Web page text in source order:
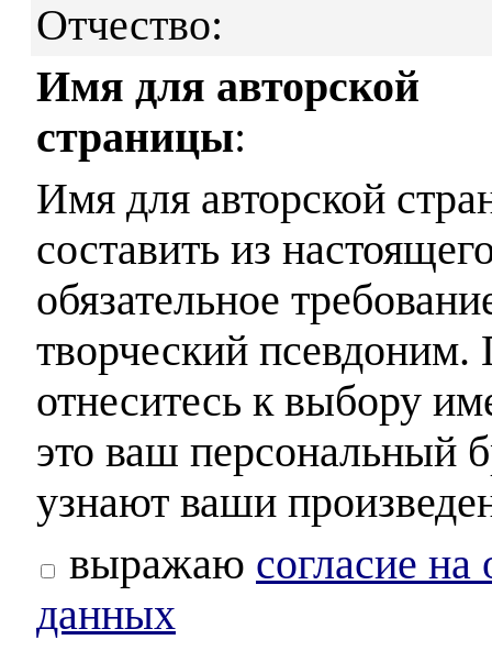
Отчество:
Имя для авторской
страницы:
Имя для авторской
составить из
обязательное
творческий
отнеситесь к выбору
это ваш персональный
узнают ваши
выражаю согласие
данных